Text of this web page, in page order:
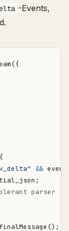
-Events,
({
{
&& event
;
finalMessage ();